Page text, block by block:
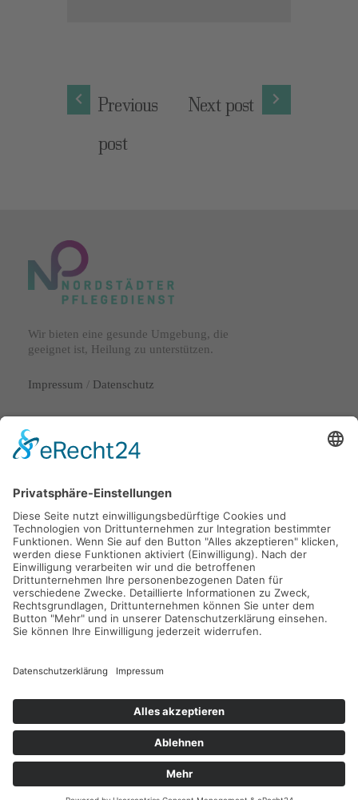
Previous
post
Next post
Wir bieten eine gesunde Umgebung, die
geeignet ist, Heilung zu unterstützen.
Impressum / Datenschutz
Lange Laube 29
30159 Hannover
info@nordstaedter-pflegedienst.de
0511 53072720
OnlineFox Marketing LLC © 2026 All rights reserved.